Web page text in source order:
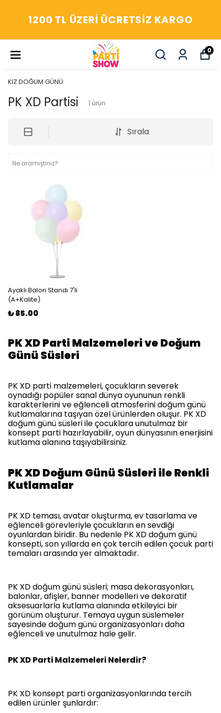
YAŞASIN! ARADIĞIM HERŞEY
PARTİ SHOW'DA
0
KIZ DOĞUM GÜNÜ
PK XD Partisi 1 ürün
Sırala
Ayaklı Balon Standı 7'li
(A+Kalite)
₺ 85.00
PK XD Parti Malzemeleri ve Doğum
Günü Süsleri
PK XD parti malzemeleri, çocukların severek
oynadığı popüler sanal dünya oyununun renkli
karakterlerini ve eğlenceli atmosferini doğum günü
kutlamalarına taşıyan özel ürünlerden oluşur. PK XD
doğum günü süsleri ile çocuklara unutulmaz bir
konsept parti hazırlayabilir, oyun dünyasının enerjisini
kutlama alanına taşıyabilirsiniz.
PK XD Doğum Günü Süsleri ile Renkli
Kutlamalar
PK XD teması, avatar oluşturma, ev tasarlama ve
eğlenceli görevleriyle çocukların en sevdiği
oyunlardan biridir. Bu nedenle PK XD doğum günü
konsepti, son yıllarda en çok tercih edilen çocuk parti
temaları arasında yer almaktadır.
PK XD doğum günü süsleri; masa dekorasyonları,
balonlar, afişler, banner modelleri ve dekoratif
aksesuarlarla kutlama alanında etkileyici bir
görünüm oluşturur. Temaya uygun süslemeler
sayesinde doğum günü organizasyonları daha
eğlenceli ve unutulmaz hale gelir.
PK XD Parti Malzemeleri Nelerdir?
PK XD konsept parti organizasyonlarında tercih
edilen ürünler şunlardır: